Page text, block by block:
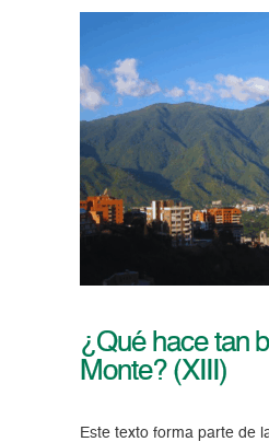
¿Qué hace tan
Monte? (XIII)
Este texto forma parte de